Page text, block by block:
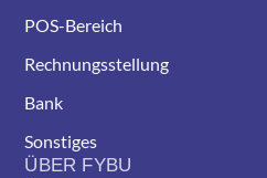
POS-Bereich
Rechnungsstellung
Bank
Sonstiges
ÜBER FYBU